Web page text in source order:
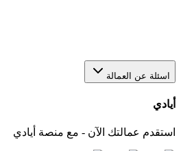
اسئلة عن العمالة
أيادي
استقدم عمالتك الآن - مع منصة أيادي